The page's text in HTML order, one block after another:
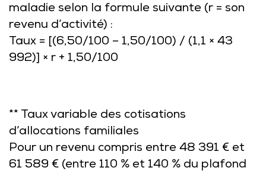
maladie selon la formule suivante (r = son
revenu d’activité) :
Taux = [(6,50/100 – 1,50/100) / (1,1 × 43
992)] × r + 1,50/100
** Taux variable des cotisations
d’allocations familiales
Pour un revenu compris entre 48 391 € et
61 589 € (entre 110 % et 140 % du plafond